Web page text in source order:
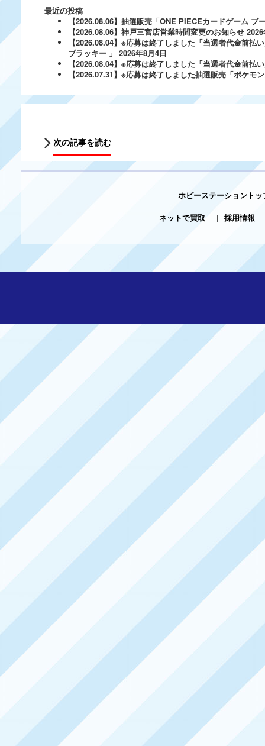
最近の投稿
【2026.08.06】抽選販売「ONE PIECEカードゲーム ブ
【2026.08.06】神戸三宮店営業時間変更のお知らせ
【2026.08.04】※応募は終了しました「当選者代金前
ブラッキー 」 2026年8月4日
【2026.08.04】※応募は終了しました「当選者代金前
【2026.07.31】※応募は終了しました抽選販売「ポケ
次の記事を読む
ホビーステーショントッ
ネットで買取
| 採用情報